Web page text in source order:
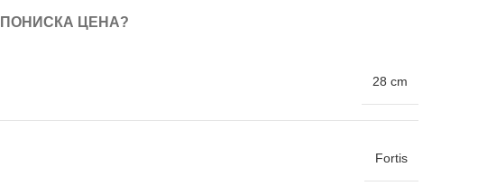
ПОНИСКА ЦЕНА?
28 cm
Fortis